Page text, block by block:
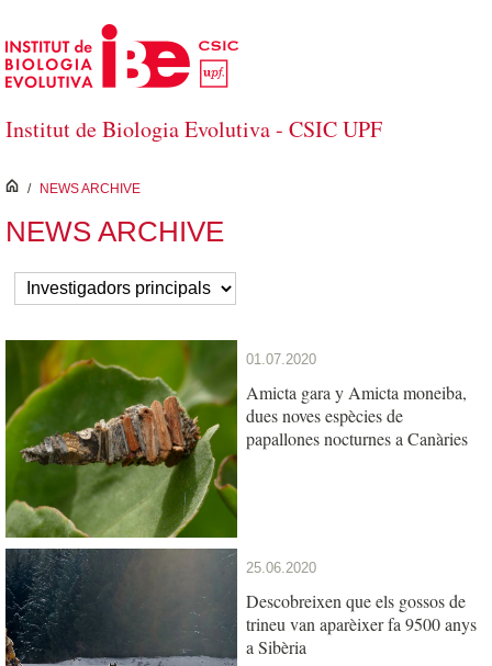
Salta al contingut principal
Institut de Biologia Evolutiva - CSIC UPF
inici
/ NEWS ARCHIVE
NEWS ARCHIVE
01.07.2020
Amicta gara y Amicta moneiba,
dues noves espècies de
papallones nocturnes a Canàries
25.06.2020
Descobreixen que els gossos de
trineu van aparèixer fa 9500 anys
a Sibèria